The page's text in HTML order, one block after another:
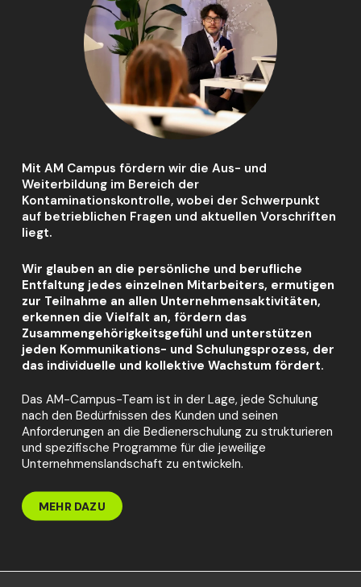
Mit AM Campus fördern wir die Aus- und
Weiterbildung im Bereich der
Kontaminationskontrolle, wobei der Schwerpunkt
auf betrieblichen Fragen und aktuellen Vorschriften
liegt.
Wir glauben an die persönliche und berufliche
Entfaltung jedes einzelnen Mitarbeiters, ermutigen
zur Teilnahme an allen Unternehmensaktivitäten,
erkennen die Vielfalt an, fördern das
Zusammengehörigkeitsgefühl und unterstützen
jeden Kommunikations- und Schulungsprozess, der
das individuelle und kollektive Wachstum fördert.
Das AM-Campus-Team ist in der Lage, jede Schulung
nach den Bedürfnissen des Kunden und seinen
Anforderungen an die Bedienerschulung zu strukturieren
und spezifische Programme für die jeweilige
Unternehmenslandschaft zu entwickeln.
MEHR DAZU